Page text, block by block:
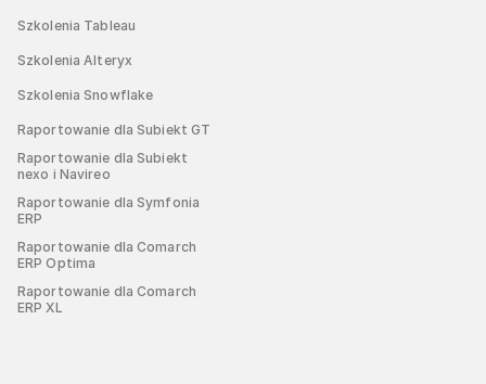
Szkolenia Tableau
Szkolenia Alteryx
Szkolenia Snowflake
Raportowanie dla Subiekt GT
Raportowanie dla Subiekt
nexo i Navireo
Raportowanie dla Symfonia
ERP
Raportowanie dla Comarch
ERP Optima
Raportowanie dla Comarch
ERP XL